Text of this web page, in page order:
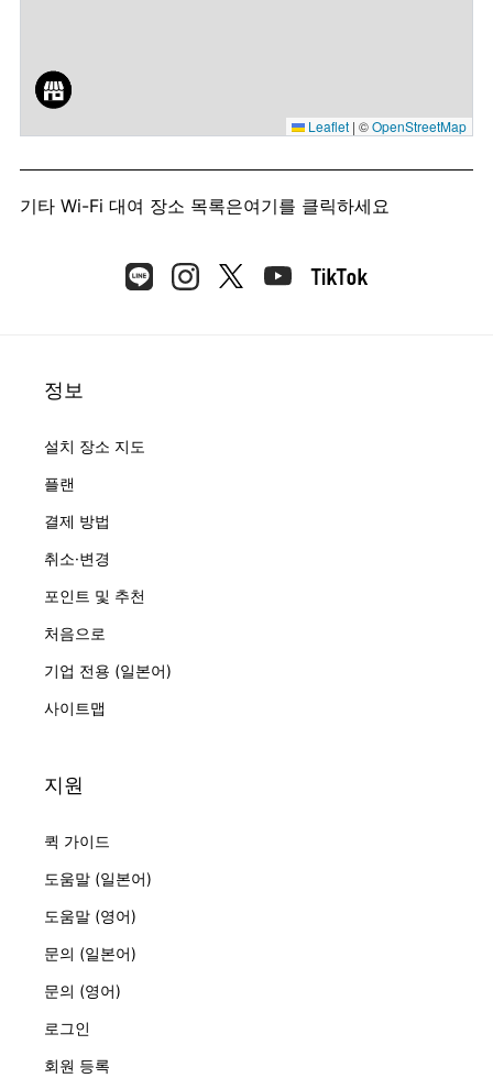
Leaflet | ©OpenStreetMap
기타 Wi-Fi 대여 장소 목록은여기를 클릭하세요
정보
설치 장소 지도
플랜
결제 방법
취소·변경
포인트 및 추천
처음으로
기업 전용 (일본어)
사이트맵
지원
퀵 가이드
도움말 (일본어)
도움말 (영어)
문의 (일본어)
문의 (영어)
로그인
회원 등록